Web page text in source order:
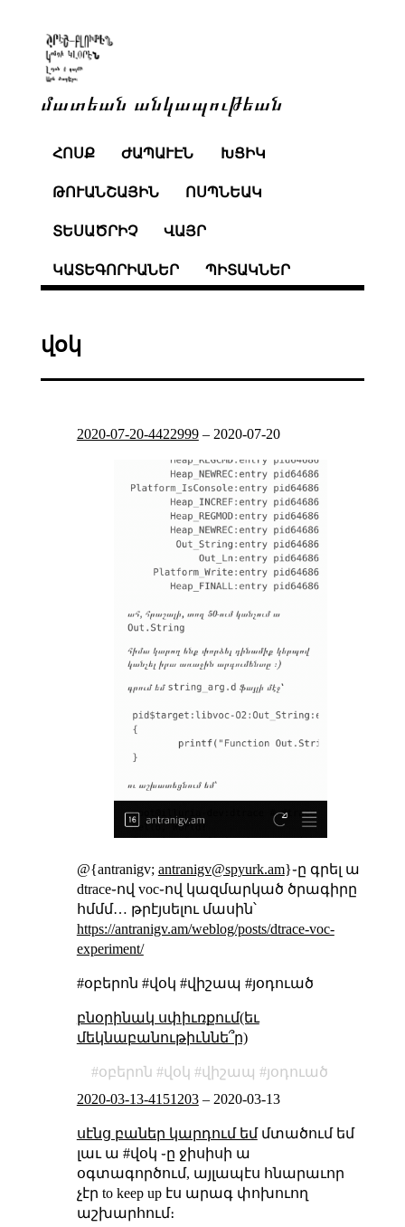
մատեան անկապութեան
ՀՈՍՔ ԺԱՊԱՒԷՆ ԽՑԻԿ
ԹՈՒԱՆՇԱՅԻՆ ՈՍՊՆԵԱԿ
ՏԵՍԱԾՐԻՉ ՎԱՅՐ
ԿԱՏԵԳՈՐԻԱՆԵՐ ՊԻՏԱԿՆԵՐ
վօկ
2020-07-20-4422999– 2020-07-20
@{antranigv; antranigv@spyurk.am}֊ը գրել ա
dtrace֊ով voc֊ով կազմարկած ծրագիրը
հմմմ… թրէյսելու մասին՝
https://antranigv.am/weblog/posts/dtrace-voc-
experiment/
#օբերոն #վօկ #վիշապ #յօդուած
բնօրինակ սփիւռքում(եւ
մեկնաբանութիւննե՞ր)
օբերոն վօկ վիշապ
յօդուած
2020-03-13-4151203– 2020-03-13
սէնց բաներ կարդում եմմտածում եմ
լաւ ա #վօկ ֊ը ջիսիսի ա
օգտագործում, այլապէս հնարաւոր
չէր to keep up էս արագ փոխուող
աշխարհում։